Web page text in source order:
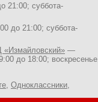
21:00; суббота-
до 21:00; суббота-
«Измайловский» —
до 18:00; воскресенье,
Одноклассники